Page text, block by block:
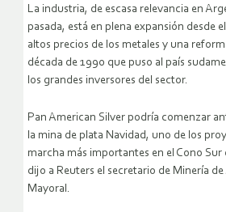
La industria, de escasa relevancia en
pasada, está en plena expansión desde
altos precios de los metales y una
década de 1990 que puso al país
los grandes inversores del sector.
Pan American Silver podría comenzar
la mina de plata Navidad, uno de los
marcha más importantes en el Cono Sur
dijo a Reuters el secretario de Minería
Mayoral.